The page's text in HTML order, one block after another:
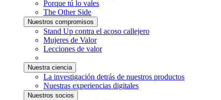
Porque tú lo vales
The Other Side
Nuestros compromisos
Stand Up contra el acoso callejero
Mujeres de Valor
Lecciones de valor
Nuestra ciencia
La investigación detrás de nuestros productos
Nuestras experiencias digitales
Nuestros socios